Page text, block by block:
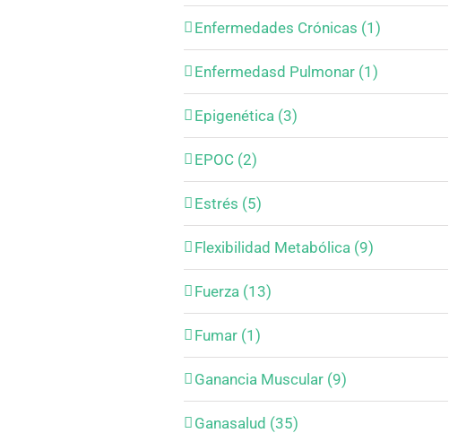
Enfermedades Crónicas (1)
Enfermedasd Pulmonar (1)
Epigenética (3)
EPOC (2)
Estrés (5)
Flexibilidad Metabólica (9)
Fuerza (13)
Fumar (1)
Ganancia Muscular (9)
Ganasalud (35)